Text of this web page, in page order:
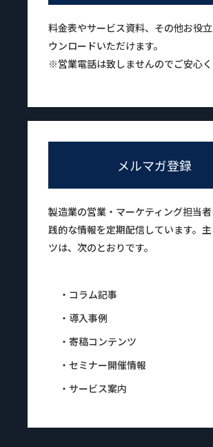
料金表やサービス資料、その他お役
ウンロードいただけます。
※営業電話は致しませんのでご安心く
メルマガ登録
製造業の営業・マーケティング担当
践的な情報を定期配信しています。
ツは、次のとおりです。
・コラム記事
・導入事例
・寄稿コンテンツ
・セミナー開催情報
・サービス案内